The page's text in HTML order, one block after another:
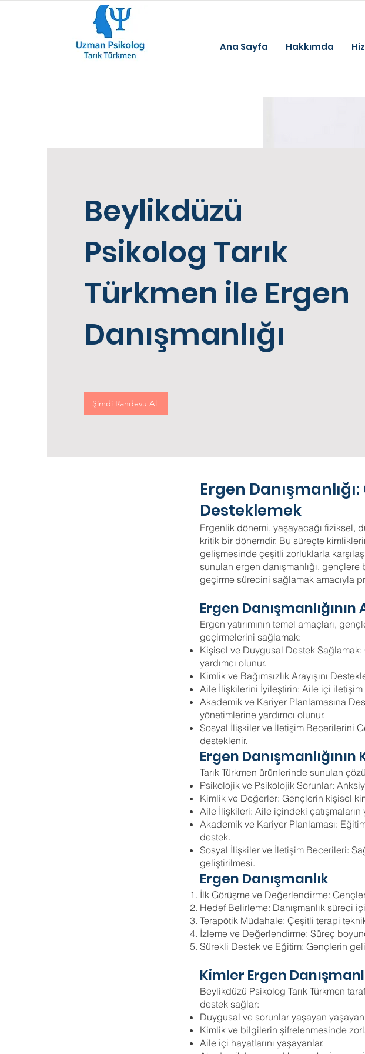
Ana Sayfa Hakkımda
Beylikdüzü
Psikolog Tarık
Türkmen ile Ergen
Danışmanlığı
Şimdi Randevu Al
Ergen
Desteklemek
Ergenlik dönemi, yaşayacağı fiziksel,
kritik bir dönemdir. Bu süreçte
gelişmesinde çeşitli zorluklarla
sunulan ergen danışmanlığı,
geçirme sürecini sağlamak amacıyla
Ergen Danışmanlığının
Ergen yatırımının temel amaçları,
geçirmelerini sağlamak:
Kişisel ve Duygusal Destek
yardımcı olunur.
Kimlik ve Bağımsızlık Arayışını
Aile İlişkilerini İyileştirin: Aile içi
Akademik ve Kariyer Planlamasına
yönetimlerine yardımcı olunur.
Sosyal İlişkiler ve İletişim Becerilerini
Ergen Danışmanlığının
Tarık Türkmen ürünlerinde sunulan
Psikolojik ve Psikolojik Sorunlar:
Kimlik ve Değerler: Gençlerin kişisel
Aile İlişkileri: Aile içindeki
Akademik ve Kariyer Planlaması:
destek.
Sosyal İlişkiler ve İletişim Becerileri:
Ergen Danışmanlık
İlk Görüşme ve Değerlendirme:
Hedef Belirleme: Danışmanlık süreci
Terapötik Müdahale: Çeşitli terapi
İzleme ve Değerlendirme: Süreç
Sürekli Destek ve Eğitim:
Kimler Ergen
Beylikdüzü Psikolog Tarık Türkmen
destek sağlar:
Duygusal ve sorunlar yaşayan
Kimlik ve bilgilerin şifrelenmesinde
Aile içi hayatlarını yaşayanlar.